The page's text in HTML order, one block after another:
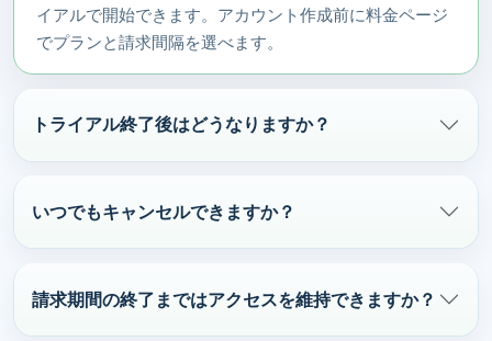
イアルで開始できます。アカウント作成前に料金ページ
でプランと請求間隔を選べます。
トライアル終了後はどうなりますか？
いつでもキャンセルできますか？
請求期間の終了まではアクセスを維持できますか？